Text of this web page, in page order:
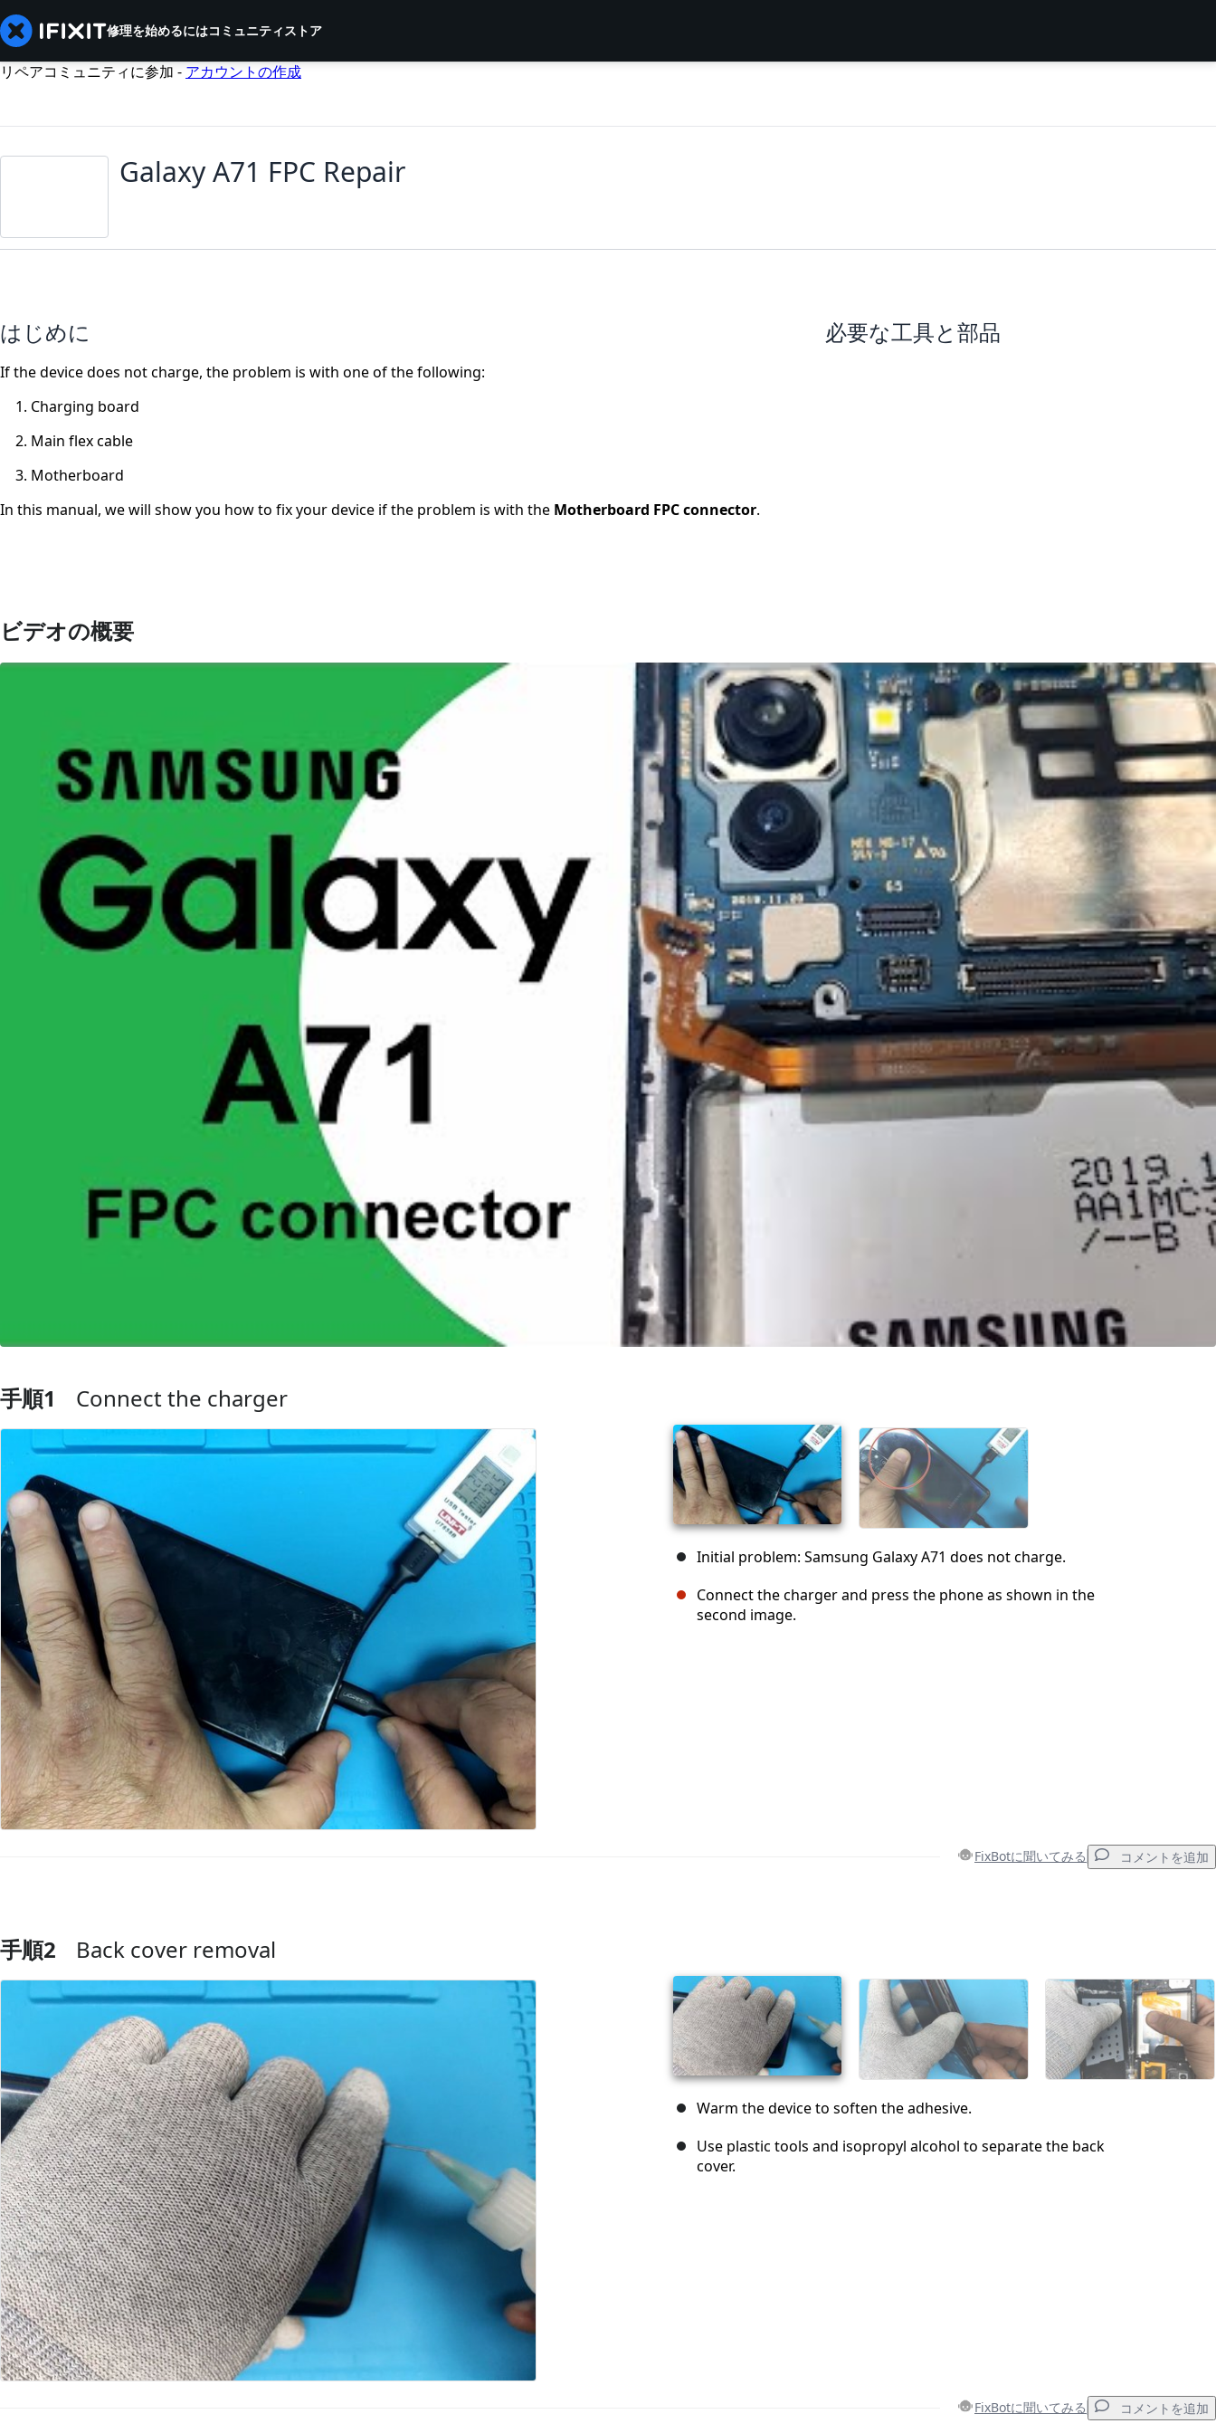
修理を始めるにはコミュニティストア
リペアコミュニティに参加 - アカウントの作成
Galaxy A71 FPC Repair
はじめに
If the device does not charge, the problem is with one of the following:
Charging board
Main flex cable
Motherboard
In this manual, we will show you how to fix your device if the problem is with the Motherboard FPC connector.
必要な工具と部品
ビデオの概要
手順1 Connect the charger
Initial problem: Samsung Galaxy A71 does not charge.
Connect the charger and press the phone as shown in the
second image.
FixBotに聞いてみる コメントを追加
コメントを追加
キャンセル コメントを投稿
手順2 Back cover removal
Warm the device to soften the adhesive.
Use plastic tools and isopropyl alcohol to separate the back
cover.
FixBotに聞いてみる コメントを追加